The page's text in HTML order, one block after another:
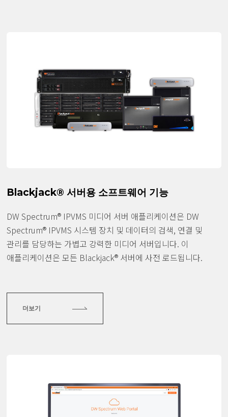
Blackjack® 서버용 소프트웨어 기능
DW Spectrum® IPVMS 미디어 서버 애플리케이션은 DW
Spectrum® IPVMS 시스템 장치 및 데이터의 검색, 연결 및
관리를 담당하는 가볍고 강력한 미디어 서버입니다. 이
애플리케이션은 모든 Blackjack® 서버에 사전 로드됩니다.
더보기